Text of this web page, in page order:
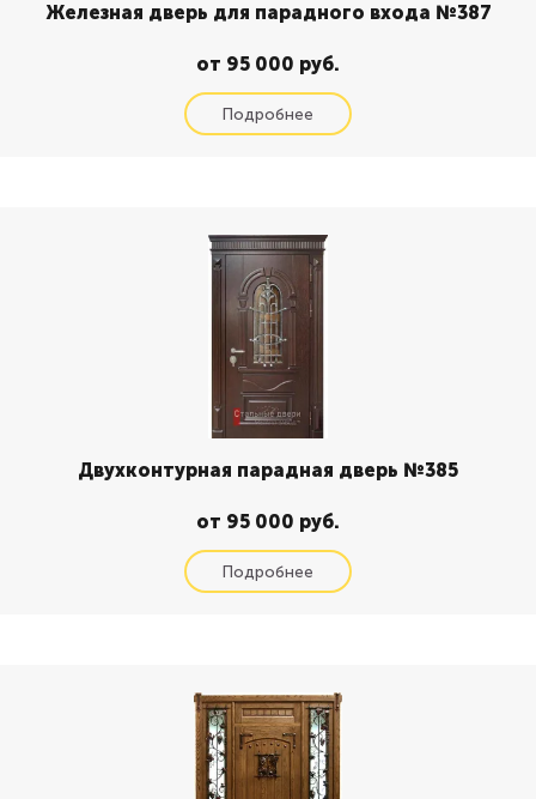
Железная дверь для парадного входа №387
от 95 000 руб.
Двухконтурная парадная дверь №385
от 95 000 руб.